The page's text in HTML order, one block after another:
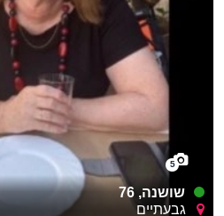
5
שושנה, 76
גבעתיים